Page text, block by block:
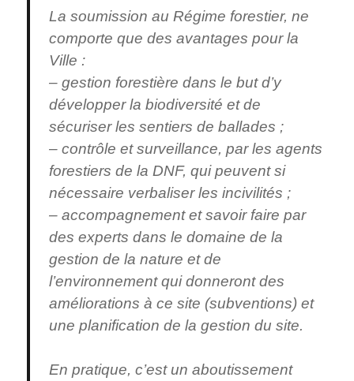
La soumission au Régime forestier, ne
comporte que des avantages pour la
Ville :
– gestion forestière dans le but d’y
développer la biodiversité et de
sécuriser les sentiers de ballades ;
– contrôle et surveillance, par les agents
forestiers de la DNF, qui peuvent si
nécessaire verbaliser les incivilités ;
– accompagnement et savoir faire par
des experts dans le domaine de la
gestion de la nature et de
l’environnement qui donneront des
améliorations à ce site (subventions) et
une planification de la gestion du site.
En pratique, c’est un aboutissement